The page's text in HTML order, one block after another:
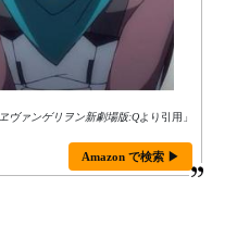
ヱヴァンゲリヲン新劇場版:Qより引用」
Amazon で検索 ▶